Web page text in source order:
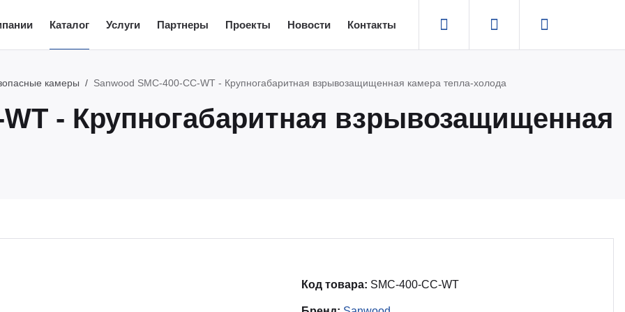
Каталог Услуги Партнеры Проекты Новости Контакты
камеры Sanwood SMC-400-CC-WT - Крупногабаритная взрывозащищенная камера тепла-холода
WT - Крупногабаритная взрывозащищенная
Код товара: SMC-400-CC-WT